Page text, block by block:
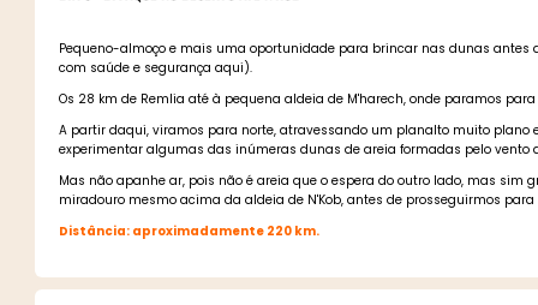
Pequeno-almoço e mais uma oportunidade para brincar nas dunas
com saúde e segurança aqui).
Os 28 km de Remlia até à pequena aldeia de M'harech, onde paramos
A partir daqui, viramos para norte, atravessando um planalto muito
experimentar algumas das inúmeras dunas de areia formadas pelo
Mas não apanhe ar, pois não é areia que o espera do outro lado, mas
miradouro mesmo acima da aldeia de N'Kob, antes de prosseguirmos
Distância: aproximadamente 220 km.